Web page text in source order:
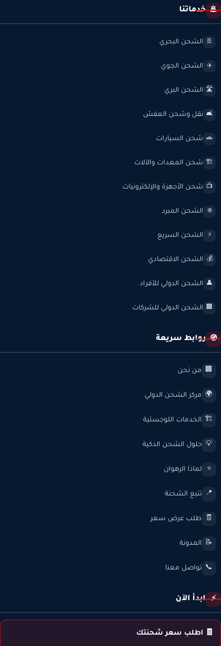
🚢 خدماتنا
🚢 الشحن البحري
✈️ الشحن الجوي
🛣️ الشحن البري
🛋️ نقل وشحن العفش
🚗 شحن السيارات
🏗️ شحن المعدات والآلات
📺 شحن الأجهزة والإلكترونيات
❄️ الشحن المبرد
⚡ الشحن السريع
💰 الشحن الاقتصادي
👤 الشحن الدولي للأفراد
🏢 الشحن الدولي للشركات
🧭 روابط سريعة
🏢 من نحن
🌍 مركز الشحن الدولي
🏗️ الخدمات اللوجستية
💡 حلول الشحن الذكية
⭐ لماذا الرهوان
📍 تتبع الشحنة
🧾 طلب عرض سعر
📝 المدونة
📞 تواصل معنا
⚡ ابدأ الآن
🧾 اطلب سعر شحنتك